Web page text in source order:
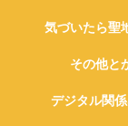
気づいたら聖
その他と
デジタル関